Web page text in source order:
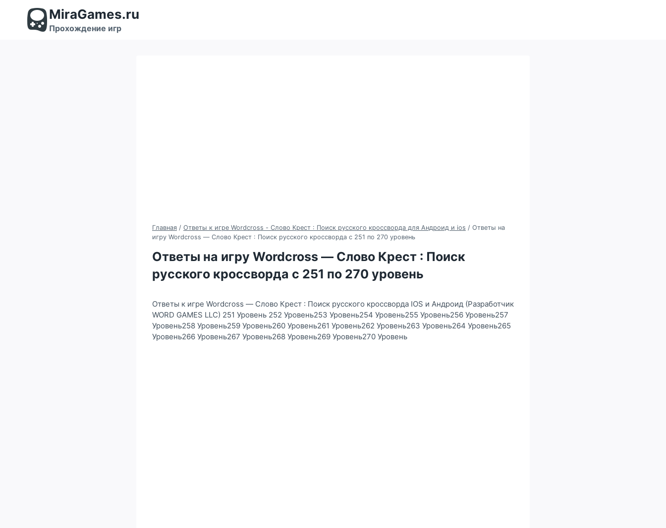
содержимому
MiraGames.ru
Прохождение игр
Главная / Ответы к игре Wordcross - Слово Крест : Поиск русского кроссворда для Андроид и ios / Ответы на
игру Wordcross — Слово Крест : Поиск русского кроссворда с 251 по 270 уровень
Ответы на игру Wordcross — Слово Крест : Поиск
русского кроссворда с 251 по 270 уровень
Ответы к игре Wordcross — Слово Крест : Поиск русского кроссворда IOS и Андроид (Разработчик
WORD GAMES LLC) 251 Уровень 252 Уровень253 Уровень254 Уровень255 Уровень256 Уровень257
Уровень258 Уровень259 Уровень260 Уровень261 Уровень262 Уровень263 Уровень264 Уровень265
Уровень266 Уровень267 Уровень268 Уровень269 Уровень270 Уровень